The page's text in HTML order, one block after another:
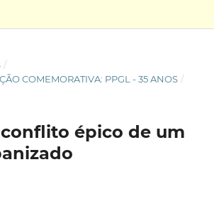
/
COMEMORATIVA: PPGL - 35 ANOS /
conflito épico de um